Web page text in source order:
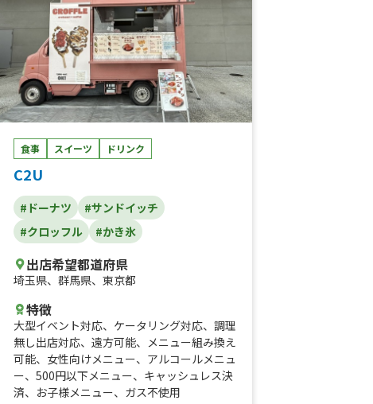
食事 スイーツ ドリンク
C2U
#ドーナツ
#サンドイッチ
#クロッフル
#かき氷
出店希望都道府県
埼玉県、 群馬県、 東京都
特徴
大型イベント対応、 ケータリング対応、 調理
無し出店対応、 遠方可能、 メニュー組み換え
可能、 女性向けメニュー、 アルコールメニュ
ー、 500円以下メニュー、 キャッシュレス決
済、 お子様メニュー、 ガス不使用